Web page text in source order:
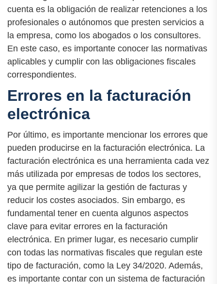
cuenta es la obligación de realizar retenciones a los
profesionales o autónomos que presten servicios a
la empresa, como los abogados o los consultores.
En este caso, es importante conocer las normativas
aplicables y cumplir con las obligaciones fiscales
correspondientes.
Errores en la facturación
electrónica
Por último, es importante mencionar los errores que
pueden producirse en la facturación electrónica. La
facturación electrónica es una herramienta cada vez
más utilizada por empresas de todos los sectores,
ya que permite agilizar la gestión de facturas y
reducir los costes asociados. Sin embargo, es
fundamental tener en cuenta algunos aspectos
clave para evitar errores en la facturación
electrónica. En primer lugar, es necesario cumplir
con todas las normativas fiscales que regulan este
tipo de facturación, como la Ley 34/2020. Además,
es importante contar con un sistema de facturación